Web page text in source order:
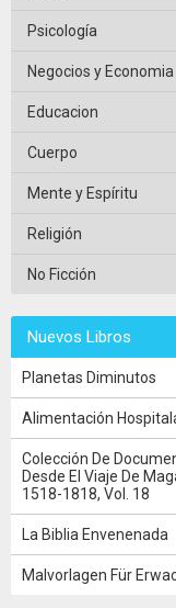
Psicología
Negocios y Economia
Educacion
Cuerpo
Mente y Espíritu
Religión
No Ficción
Nuevos Libros
Planetas Diminutos
Alimentación
Colección De
Desde El Viaje De
1518-1818, Vol. 18
La Biblia Envenenada
Malvorlagen Für